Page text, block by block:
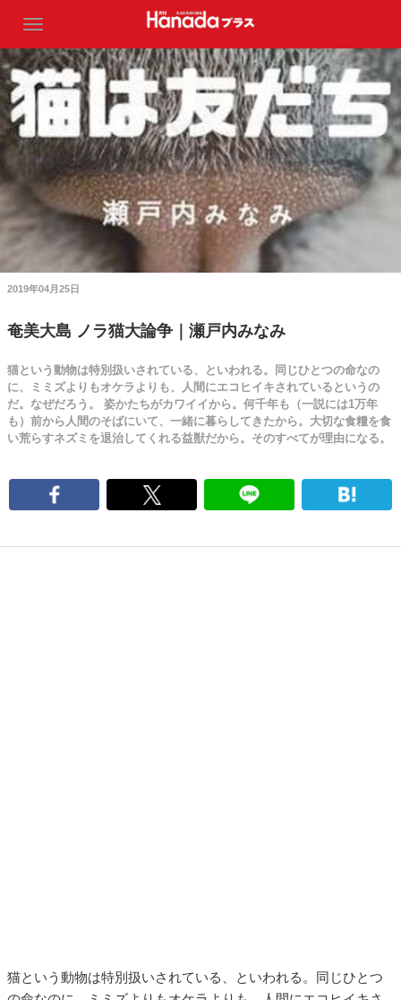
2019年04月25日
奄美大島 ノラ猫大論争｜瀬戸内みなみ
猫という動物は特別扱いされている、といわれる。同じひとつの命なの
に、ミミズよりもオケラよりも、人間にエコヒイキされているというの
だ。なぜだろう。 姿かたちがカワイイから。何千年も（一説には1万年
も）前から人間のそばにいて、一緒に暮らしてきたから。大切な食糧を食
い荒らすネズミを退治してくれる益獣だから。そのすべてが理由になる。
猫という動物は特別扱いされている、といわれる。同じひとつ